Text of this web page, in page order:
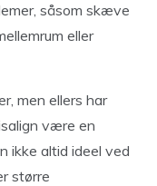
såsom skæve
eller
men ellers har
være en
ikke altid ideel ved
større